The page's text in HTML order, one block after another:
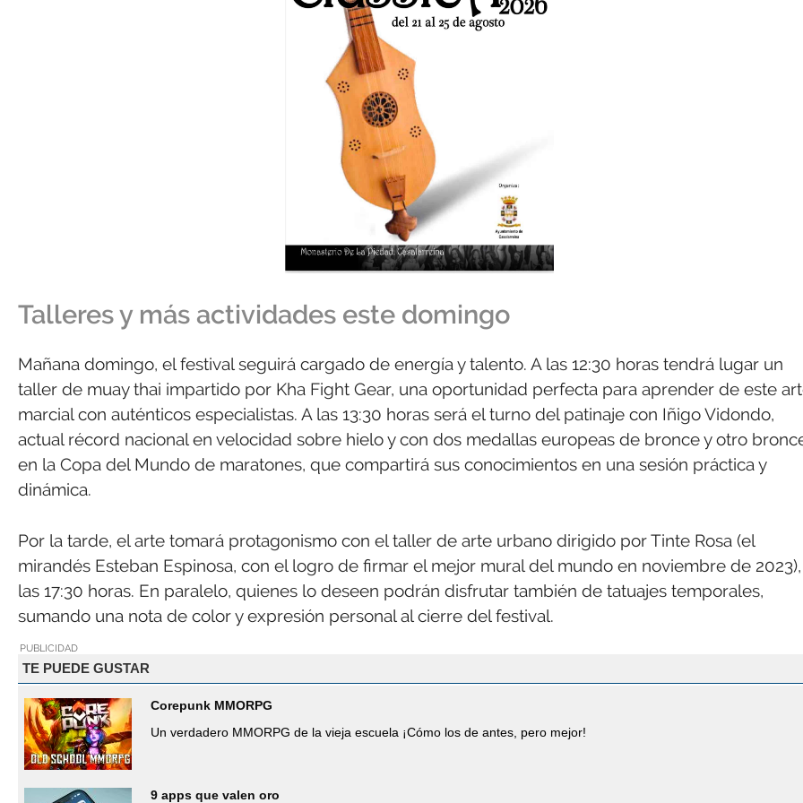
Talleres y más actividades este domingo
Mañana domingo, el festival seguirá cargado de energía y talento. A las 12:30 horas tendrá lugar un
taller de muay thai impartido por Kha Fight Gear, una oportunidad perfecta para aprender de este
marcial con auténticos especialistas. A las 13:30 horas será el turno del patinaje con Iñigo Vidondo,
actual récord nacional en velocidad sobre hielo y con dos medallas europeas de bronce y otro
en la Copa del Mundo de maratones, que compartirá sus conocimientos en una sesión práctica y
dinámica.
Por la tarde, el arte tomará protagonismo con el taller de arte urbano dirigido por Tinte Rosa (el
mirandés Esteban Espinosa, con el logro de firmar el mejor mural del mundo en noviembre de
las 17:30 horas. En paralelo, quienes lo deseen podrán disfrutar también de tatuajes temporales,
sumando una nota de color y expresión personal al cierre del festival.
PUBLICIDAD
TE PUEDE GUSTAR
Corepunk MMORPG
Un verdadero MMORPG de la vieja escuela ¡Cómo los de antes, pero mejor!
9 apps que valen oro